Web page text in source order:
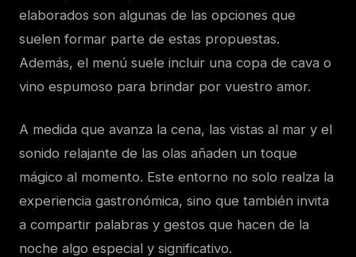
elaborados son algunas de las opciones que
suelen formar parte de estas propuestas.
Además, el menú suele incluir una copa de cava o
vino espumoso para brindar por vuestro amor.
A medida que avanza la cena, las vistas al mar y el
sonido relajante de las olas añaden un toque
mágico al momento. Este entorno no solo realza la
experiencia gastronómica, sino que también invita
a compartir palabras y gestos que hacen de la
noche algo especial y significativo.